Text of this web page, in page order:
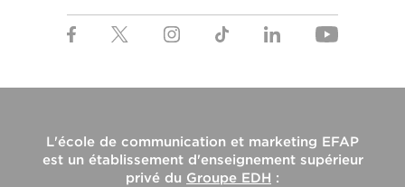
L'école de communication et marketing EFAP
est un établissement d'enseignement supérieur
privé du Groupe EDH :